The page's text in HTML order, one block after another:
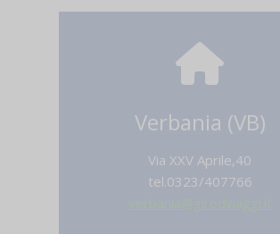
Verbania (VB)
Via XXV Aprile,40
tel.0323/407766